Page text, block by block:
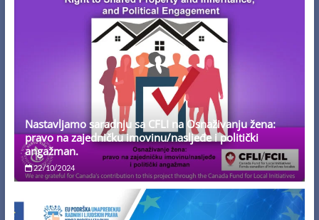
Nastavljamo saradnju sa CFLI na Osnaživanju žena:
pravo na zajedničku imovinu/nasljeđe i politički
angažman.
22/10/2024